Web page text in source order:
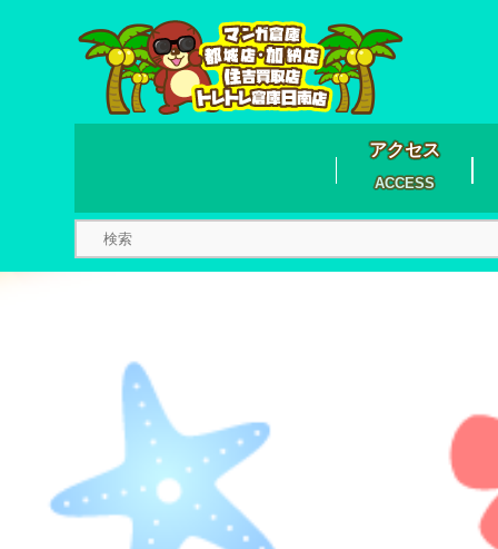
アクセス
ACCESS